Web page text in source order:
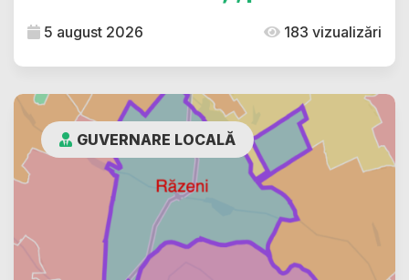
5 august 2026 183 vizualizări
GUVERNARE LOCALĂ